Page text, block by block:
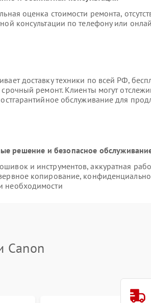
оценка стоимости ремонта,
консультации по телефону или
доставку техники по всей РФ,
ремонт. Клиенты могут
обслуживание для
решение и безопасное
и инструментов, аккуратная
копирование,
необходимости
Canon